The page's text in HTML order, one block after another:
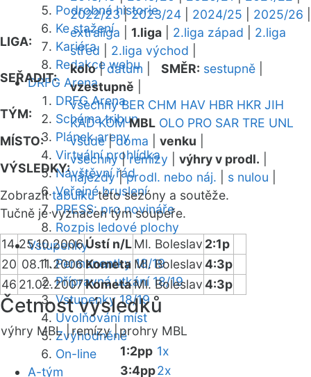
Podrobná historie
Ke stažení
Kariéra
Redakce webu
DRFG Arena
DRFG Arena
Schéma tribun
Plánek areny
Virtuální prohlídka
Návštěvní řád
Veřejné bruslení
PRESS: pro novináře
Rozpis ledové plochy
Vstupenky
Permanentky 18/19
Přípravná utkání 18/19
Vstupenky 18/19
Uvolňování míst
Zvýhodněné
On-line
A-tým
2022/23|2023/24 2024/25 2025/26
LIGA:
extraliga 1.liga 2.liga západ
2.liga
střed
2.liga východ
SEŘADIT:
kolo|datum SMĚR: sestupně
vzestupně
TÝM:
všechny BER CHM HAV HBR HKR JIH
KAD KOM MBL OLO PRO SAR TRE UNL
MÍSTO:
všude|doma venku
VÝSLEDKY:
všechny|remízy výhry v prodl.
nájezdy|prodl. nebo náj. s nulou
Zobrazittabulkutéto sezóny a soutěže.
Tučně je vyznačen tým soupeře.
14 25.10.2006Ústí n/LMl. Boleslav 2:1p
20 08.11.2006Kometa Ml. Boleslav4:3p
46 21.02.2007KometaMl. Boleslav4:3p
Četnost výsledků
výhry MBL |remízy |prohry MBL
1:2pp 1x
3:4pp2x